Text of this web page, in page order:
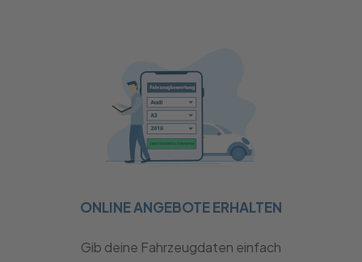
ONLINE ANGEBOTE ERHALTEN
Gib deine Fahrzeugdaten einfach